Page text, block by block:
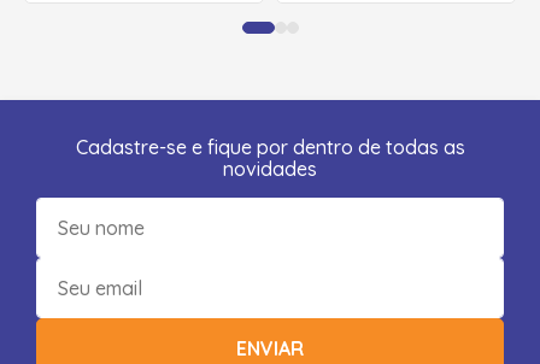
Cadastre-se e fique por dentro de todas as
novidades
ENVIAR